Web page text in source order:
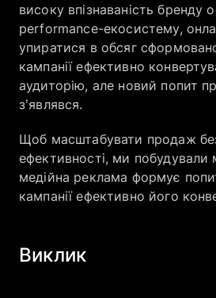
високу впізнаваність бренду
performance-екосистему,
упиратися в обсяг
кампанії ефективно
аудиторію, але новий попит
з’являвся.
Щоб масштабувати продаж
ефективності, ми побудували
медійна реклама формує
кампанії ефективно його
Виклик